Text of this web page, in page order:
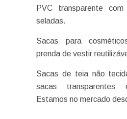
PVC transparente
seladas.
Sacas para
prenda de vestir
Sacas de teia não
sacas
Estamos no mercado